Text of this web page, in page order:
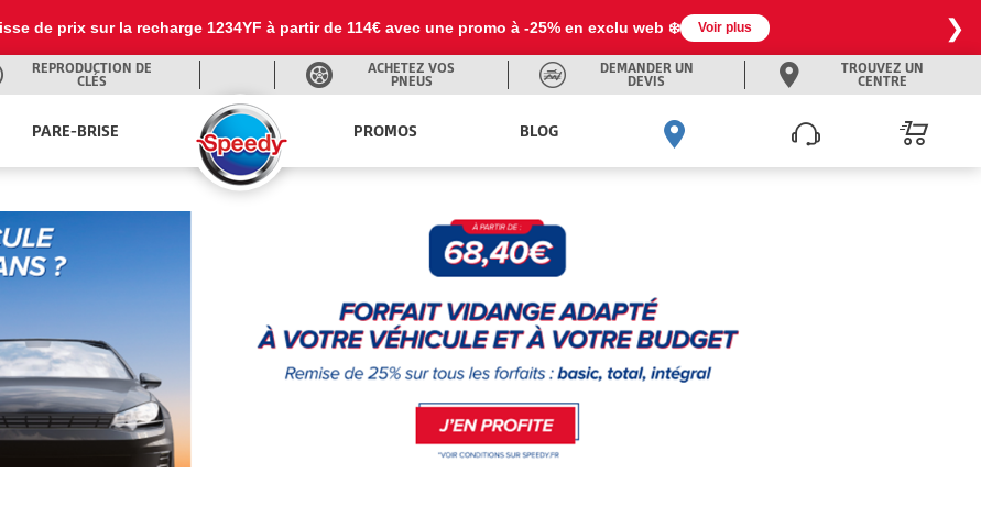
de prix sur la recharge 1234YF à partir de 114€ avec une promo à -25% en exclu web ❄️ Voir plus ❯
REPRODUCTION DE
CLÉS
TROUVEZ UN
CENTRE
DEMANDER UN
DEVIS
ACHETEZ VOS
PNEUS
PARE-BRISE PROMOS BLOG